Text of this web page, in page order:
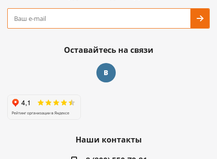
Оставайтесь на связи
Наши контакты